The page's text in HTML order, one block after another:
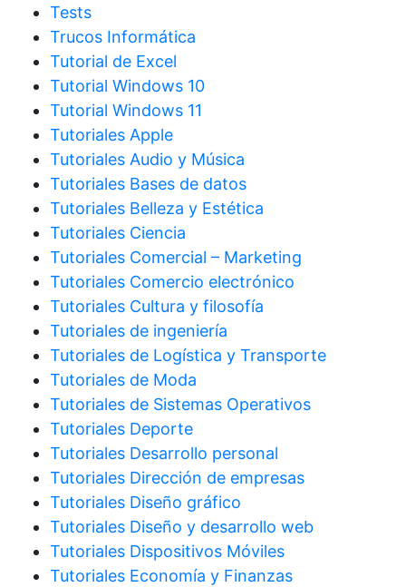
Tests
Trucos Informática
Tutorial de Excel
Tutorial Windows 10
Tutorial Windows 11
Tutoriales Apple
Tutoriales Audio y Música
Tutoriales Bases de datos
Tutoriales Belleza y Estética
Tutoriales Ciencia
Tutoriales Comercial – Marketing
Tutoriales Comercio electrónico
Tutoriales Cultura y filosofía
Tutoriales de ingeniería
Tutoriales de Logística y Transporte
Tutoriales de Moda
Tutoriales de Sistemas Operativos
Tutoriales Deporte
Tutoriales Desarrollo personal
Tutoriales Dirección de empresas
Tutoriales Diseño gráfico
Tutoriales Diseño y desarrollo web
Tutoriales Dispositivos Móviles
Tutoriales Economía y Finanzas